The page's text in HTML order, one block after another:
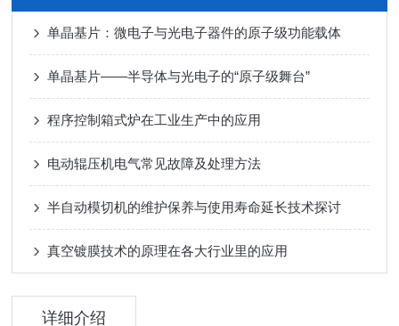
单晶基片：微电子与光电子器件的原子级功能载体
单晶基片——半导体与光电子的“原子级舞台”
程序控制箱式炉在工业生产中的应用
电动辊压机电气常见故障及处理方法
半自动模切机的维护保养与使用寿命延长技术探讨
真空镀膜技术的原理在各大行业里的应用
详细介绍